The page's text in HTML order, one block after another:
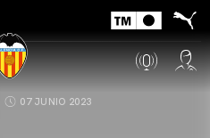
07 JUNIO 2023